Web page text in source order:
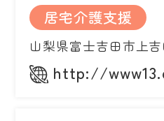
居宅介護支援
山梨県富士吉田市上
http://